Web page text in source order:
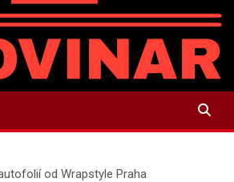
press relations
od Wrapstyle Praha